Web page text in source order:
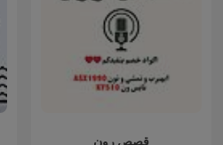
قصص رون